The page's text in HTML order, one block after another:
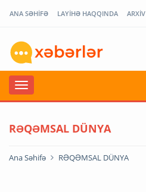
ANA SƏHİFƏ LAYİHƏ HAQQINDA ARXİV
RƏQƏMSAL DÜNYA
Ana Səhifə RƏQƏMSAL DÜNYA